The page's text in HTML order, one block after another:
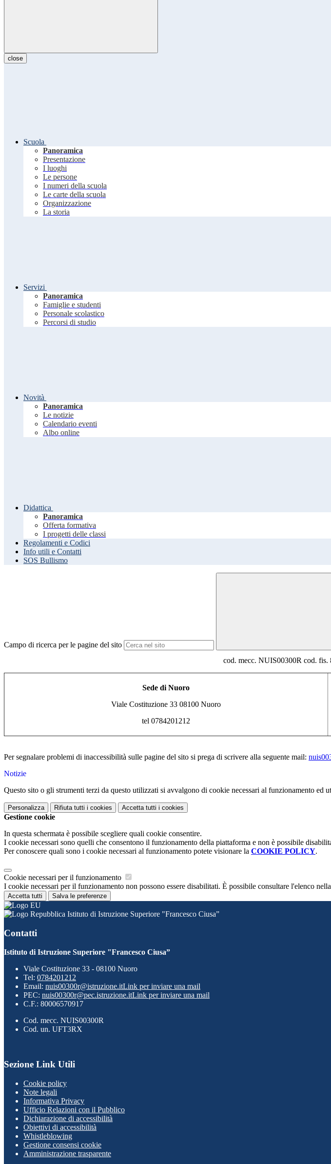
close
Scuola
Panoramica
Presentazione
I luoghi
Le persone
I numeri della scuola
Le carte della scuola
Organizzazione
La storia
Servizi
Panoramica
Famiglie e studenti
Personale scolastico
Percorsi di studio
Novità
Panoramica
Le notizie
Calendario eventi
Albo online
Didattica
Panoramica
Offerta formativa
I progetti delle classi
Regolamenti e Codici
Info utili e Contatti
SOS Bullismo
Campo di ricerca per le pagine del sito
cod. mecc. NUIS00300R cod.
Sede di Nuoro
Viale Costituzione 33 08100 Nuoro
tel 0784201212
Per segnalare problemi di inaccessibilità sulle pagine del sito si prega di scrivere alla seguente mail:
Notizie
Questo sito o gli strumenti terzi da questo utilizzati si avvalgono di cookie necessari al funzionamento ed
Personalizza Rifiuta tutti i cookies Accetta tutti i cookies
Gestione cookie
In questa schermata è possibile scegliere quali cookie consentire.
I cookie necessari sono quelli che consentono il funzionamento della piattaforma e non è possibile
Per conoscere quali sono i cookie necessari al funzionamento potete visionare la COOKIE POLICY.
Cookie necessari per il funzionamento
I cookie necessari per il funzionamento non possono essere disabilitati. È possibile consultare l'elenco
Accetta tutti Salva le preferenze
Istituto di Istruzione Superiore "Francesco Ciusa”
Contatti
Istituto di Istruzione Superiore "Francesco Ciusa”
Viale Costituzione 33 - 08100 Nuoro
Tel: 0784201212
Email: nuis00300r@istruzione.itLink per inviare una mail
PEC: nuis00300r@pec.istruzione.itLink per inviare una mail
C.F.: 80006570917
Cod. mecc. NUIS00300R
Cod. un. UFT3RX
Sezione Link Utili
Cookie policy
Note legali
Informativa Privacy
Ufficio Relazioni con il Pubblico
Dichiarazione di accessibilità
Obiettivi di accessibilità
Whistleblowing
Gestione consensi cookie
Amministrazione trasparente